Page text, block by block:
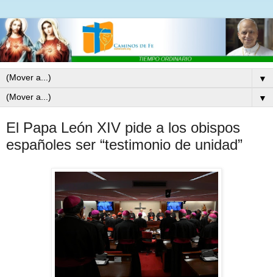
▼
▼
El Papa León XIV pide a los obispos
españoles ser “testimonio de unidad”